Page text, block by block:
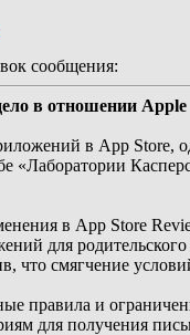
сообщения:
в отношении Apple
в App Store,
«Лаборатории
в App Store
для
смягчение
правила и
для получения